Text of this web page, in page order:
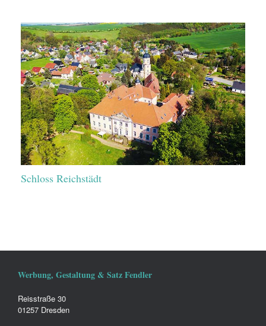
Schloss Reichstädt
Werbung, Gestaltung & Satz Fendler
Reisstraße 30
01257 Dresden